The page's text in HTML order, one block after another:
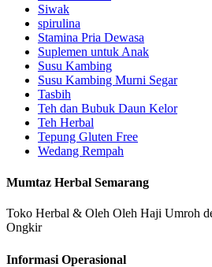
Siwak
spirulina
Stamina Pria Dewasa
Suplemen untuk Anak
Susu Kambing
Susu Kambing Murni Segar
Tasbih
Teh dan Bubuk Daun Kelor
Teh Herbal
Tepung Gluten Free
Wedang Rempah
Mumtaz Herbal Semarang
Toko Herbal & Oleh Oleh Haji Umroh
Ongkir
Informasi Operasional